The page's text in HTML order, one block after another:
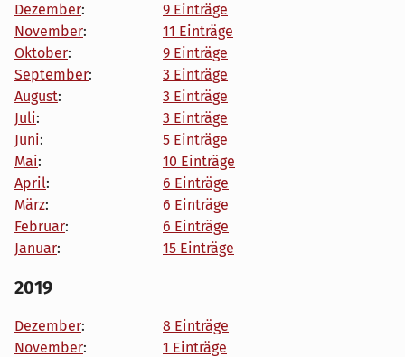
Dezember:
9 Einträge
November:
11 Einträge
Oktober:
9 Einträge
September:
3 Einträge
August:
3 Einträge
Juli:
3 Einträge
Juni:
5 Einträge
Mai:
10 Einträge
April:
6 Einträge
März:
6 Einträge
Februar:
6 Einträge
Januar: 15 Einträge
2019
Dezember:
8 Einträge
November: 1 Einträge